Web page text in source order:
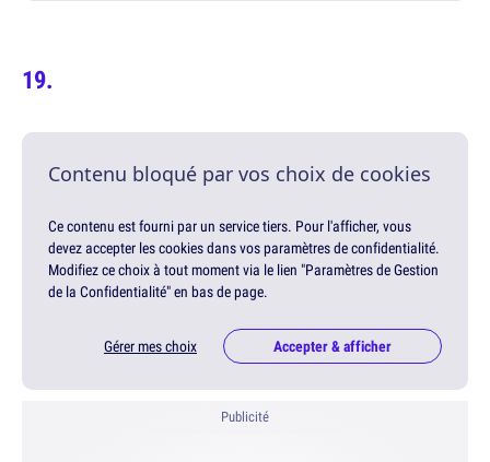
Contenu bloqué par vos choix de cookies
Ce contenu est fourni par un service tiers. Pour l'afficher, vous
devez accepter les cookies dans vos paramètres de confidentialité.
Modifiez ce choix à tout moment via le lien "Paramètres de Gestion
de la Confidentialité" en bas de page.
Gérer mes choix Accepter & afficher
Publicité